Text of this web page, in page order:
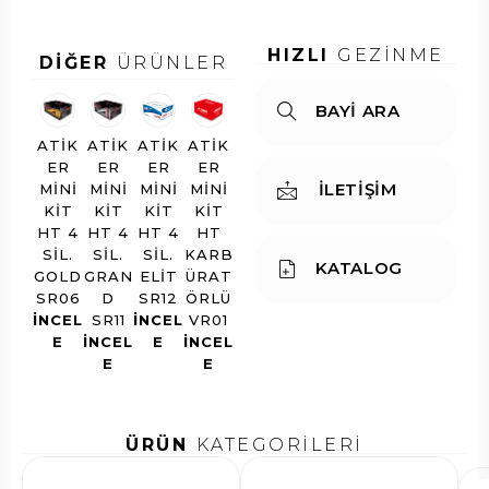
DİĞER ÜRÜNLER
ATIK
ER
MINI
KIT
HT 4
SIL.
GOLD
SR06
INCEL
E
ATIK
ER
MINI
KIT
HT 4
SIL.
GRAN
D
SR11
INCEL
E
ATIK
ER
MINI
KIT
HT 4
SIL.
ELIT
SR12
INCEL
E
ATIK
ER
MINI
KIT
HT
KARB
ÜRAT
ÖRLÜ
VR01
INCEL
E
HIZLI GEZİNME
BAYİ ARA
İLETİŞİM
KATALOG
ÜRÜN KATEGORİLERİ